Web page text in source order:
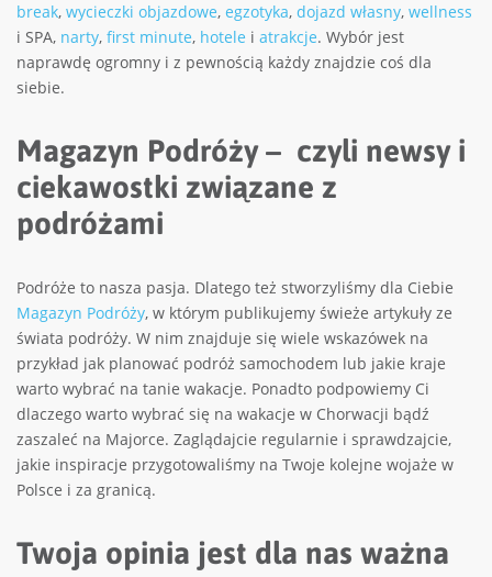
break, wycieczki objazdowe, egzotyka, dojazd własny, wellness
i SPA, narty, first minute, hotele i atrakcje. Wybór jest
naprawdę ogromny i z pewnością każdy znajdzie coś dla
siebie.
Magazyn Podróży – czyli newsy i
ciekawostki związane z
podróżami
Podróże to nasza pasja. Dlatego też stworzyliśmy dla Ciebie
Magazyn Podróży, w którym publikujemy świeże artykuły ze
świata podróży. W nim znajduje się wiele wskazówek na
przykład jak planować podróż samochodem lub jakie kraje
warto wybrać na tanie wakacje. Ponadto podpowiemy Ci
dlaczego warto wybrać się na wakacje w Chorwacji bądź
zaszaleć na Majorce. Zaglądajcie regularnie i sprawdzajcie,
jakie inspiracje przygotowaliśmy na Twoje kolejne wojaże w
Polsce i za granicą.
Twoja opinia jest dla nas ważna